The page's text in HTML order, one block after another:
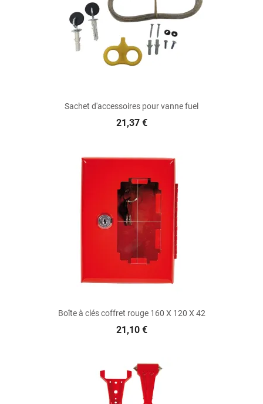
Sachet d'accessoires pour vanne fuel
21,37 €
Boîte à clés coffret rouge 160 X 120 X 42
21,10 €